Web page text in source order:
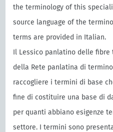
the terminology of this
source language of the
terms are provided in Italian.
Il Lessico panlatino delle
della Rete panlatina di
raccogliere i termini di base
fine di costituire una base di
per quanti abbiano esigenze
settore. I termini sono